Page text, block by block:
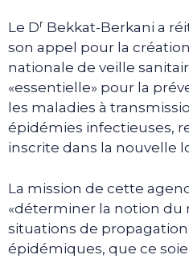
Le Dr Bekkat-Berkani a
son appel pour la
nationale de veille
«essentielle» pour la
les maladies à
épidémies infectieuses,
inscrite dans la nouvelle
La mission de cette
«déterminer la notion du
situations de
épidémiques, que ce